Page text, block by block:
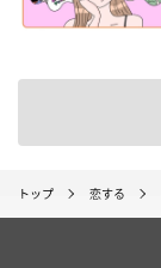
トップ 恋する